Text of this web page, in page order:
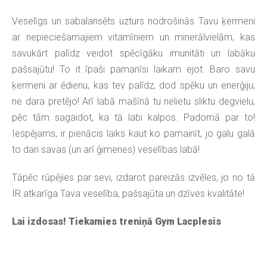
Veselīgs un sabalansēts uzturs nodrošinās Tavu ķermeni
ar nepieciešamajiem vitamīniem un minerālvielām, kas
savukārt palīdz veidot spēcīgāku imunitāti un labāku
pašsajūtu! To it īpaši pamanīsi laikam ejot. Baro savu
ķermeni ar ēdienu, kas tev palīdz, dod spēku un enerģiju,
ne dara pretējo! Arī labā mašīnā tu nelietu sliktu degvielu,
pēc tām sagaidot, ka tā labi kalpos. Padomā par to!
Iespējams, ir pienācis laiks kaut ko pamainīt, jo galu galā
to dari savas (un arī ģimenes) veselības labā!
Tāpēc rūpējies par sevi, izdarot pareizās izvēles, jo no tā
IR atkarīga Tava veselība, pašsajūta un dzīves kvalitāte!
Lai izdosas! Tiekamies treniņā Gym Lacplesis